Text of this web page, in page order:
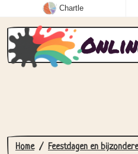
Chartle
Home Feestdagen en